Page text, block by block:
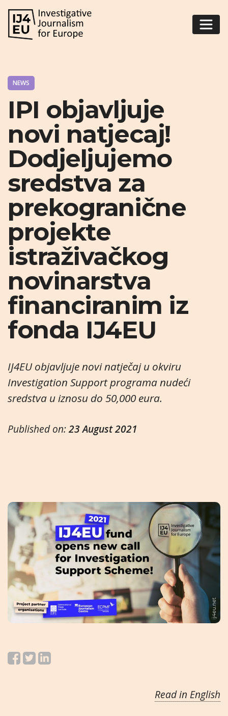
NEWS
IPI objavljuje
novi natjecaj!
Dodjeljujemo
sredstva za
prekogranične
projekte
istraživačkog
novinarstva
financiranim iz
fonda IJ4EU
IJ4EU objavljuje novi natječaj u okviru
Investigation Support programa nudeći
sredstva u iznosu do 50,000 eura.
Published on:23 August 2021
Read in English